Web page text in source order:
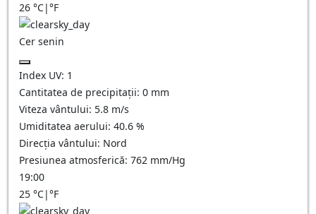
26 °C|°F
Cer senin
Index UV: 1
Cantitatea de precipitații: 0 mm
Viteza vântului: 5.8 m/s
Umiditatea aerului: 40.6 %
Direcția vântului: Nord
Presiunea atmosferică: 762 mm/Hg
19:00
25 °C|°F